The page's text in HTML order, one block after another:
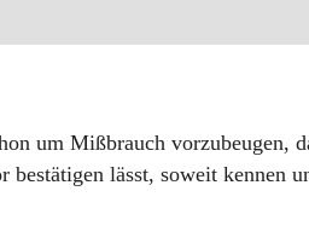
um Mißbrauch vorzubeugen,
bestätigen lässt, soweit kennen